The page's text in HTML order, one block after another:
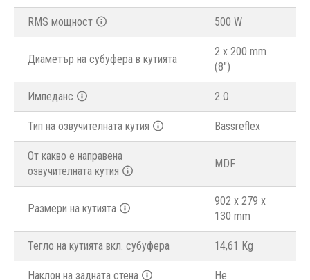
RMS мощност 500 W
Диаметър на субуфера в кутията
2 x 200 mm
(8")
Импеданс 2 Ω
Тип на озвучителната кутия Bassreflex
От какво е направена
озвучителната кутия
MDF
Размери на кутията
902 x 279 x
130 mm
Тегло на кутията вкл. субуфера 14,61 Kg
Наклон на задната стена Не